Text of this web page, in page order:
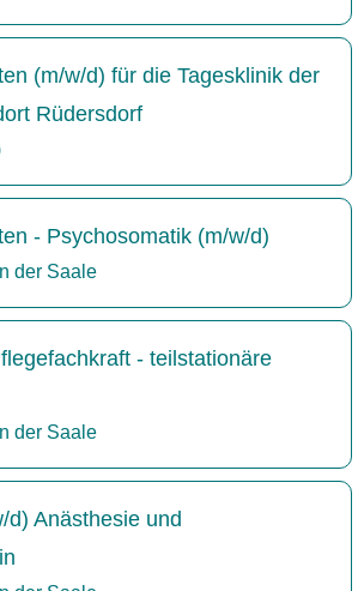
(m/w/d) für die Tagesklinik der
Rüdersdorf
- Psychosomatik (m/w/d)
der Saale
- teilstationäre
der Saale
d) Anästhesie und